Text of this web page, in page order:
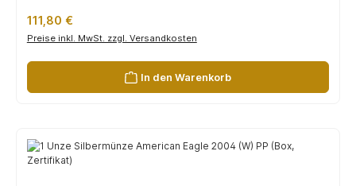
Regulärer Preis:
111,80 €
Preise inkl. MwSt. zzgl. Versandkosten
In den Warenkorb